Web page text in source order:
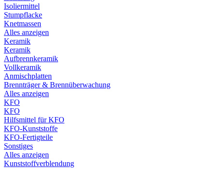
Isoliermittel
Stumpflacke
Knetmassen
Alles anzeigen
Keramik
Keramik
Aufbrennkeramik
Vollkeramik
Anmischplatten
Brennträger & Brennüberwachung
Alles anzeigen
KFO
KFO
Hilfsmittel für KFO
KFO-Kunststoffe
KFO-Fertigteile
Sonstiges
Alles anzeigen
Kunststoffverblendung